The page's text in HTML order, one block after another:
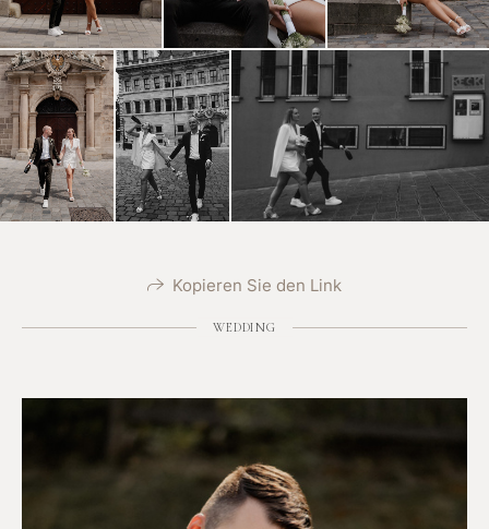
Kopieren Sie den Link
WEDDING